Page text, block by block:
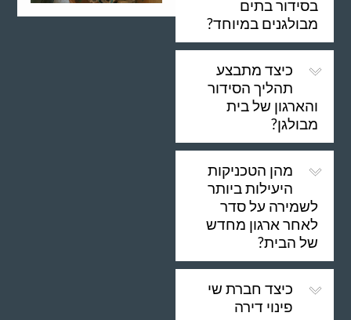
בסידור בתים
מבולגנים במיוחד?
כיצד מתבצע
תהליך הסידור
והארגון של בית
מבולגן?
מהן הטכניקות
היעילות ביותר
לשמירה על סדר
לאחר ארגון מחדש
של הבית?
כיצד חברת שי
פינוי דירה